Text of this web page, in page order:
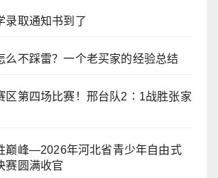
录取通知书到了
么不踩雷？一个老买家的经验总结
区第四场比赛！邢台队2∶1战胜张家
巅峰—2026年河北省青少年自由式
赛圆满收官